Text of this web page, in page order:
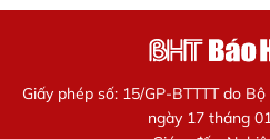
Giấy phép số: 15/GP-BTTTT do
ngày 17 tháng